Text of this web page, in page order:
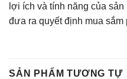
lợi ích và tính năng của
đưa ra quyết định mua sắm
SẢN PHẨM TƯƠNG TỰ